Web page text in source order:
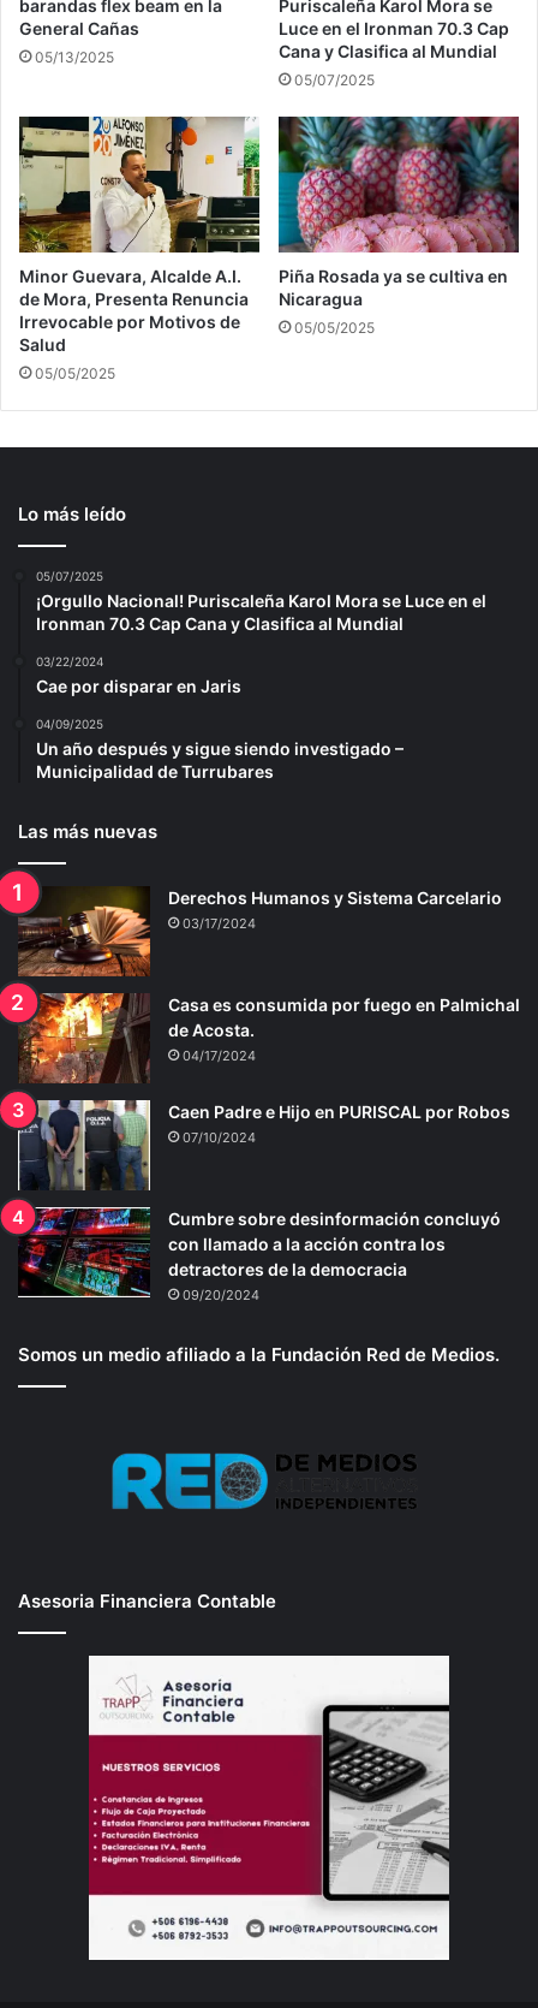
barandas flex beam en la
General Cañas
05/13/2025
Puriscaleña Karol Mora se
Luce en el Ironman 70.3 Cap
Cana y Clasifica al Mundial
05/07/2025
Minor Guevara, Alcalde A.I.
de Mora, Presenta Renuncia
Irrevocable por Motivos de
Salud
05/05/2025
Piña Rosada ya se cultiva en
Nicaragua
05/05/2025
Lo más leído
05/07/2025
¡Orgullo Nacional! Puriscaleña Karol Mora se Luce en el
Ironman 70.3 Cap Cana y Clasifica al Mundial
03/22/2024
Cae por disparar en Jaris
04/09/2025
Un año después y sigue siendo investigado –
Municipalidad de Turrubares
Las más nuevas
Derechos Humanos y Sistema Carcelario
03/17/2024
Casa es consumida por fuego en Palmichal
de Acosta.
04/17/2024
Caen Padre e Hijo en PURISCAL por Robos
07/10/2024
Cumbre sobre desinformación concluyó
con llamado a la acción contra los
detractores de la democracia
09/20/2024
Somos un medio afiliado a la Fundación Red de Medios.
Asesoria Financiera Contable